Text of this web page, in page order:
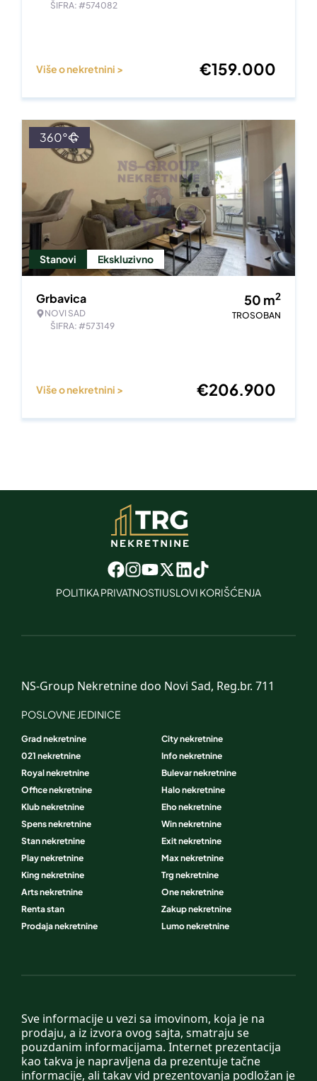
ŠIFRA: #574082
Više o nekretnini > €159.000
Stanovi Ekskluzivno
360°
Grbavica
NOVI SAD
ŠIFRA: #573149
50 m2
TROSOBAN
Više o nekretnini > €206.900
POLITIKA PRIVATNOSTIUSLOVI KORIŠĆENJA
Sve informacije u vezi sa imovinom, koja je na
prodaju, a iz izvora ovog sajta, smatraju se
pouzdanim informacijama. Internet prezentacija
kao takva je napravljena da prezentuje tačne
informacije, ali takav vid prezentovanja podložan je
NS-Group Nekretnine doo Novi Sad, Reg.br. 711
POSLOVNE JEDINICE
Grad nekretnine
City nekretnine
021 nekretnine
Info nekretnine
Royal nekretnine
Bulevar nekretnine
Office nekretnine
Halo nekretnine
Klub nekretnine
Eho nekretnine
Spens nekretnine
Win nekretnine
Stan nekretnine
Exit nekretnine
Play nekretnine
Max nekretnine
King nekretnine
Trg nekretnine
Arts nekretnine
One nekretnine
Renta stan
Zakup nekretnine
Prodaja nekretnine
Lumo nekretnine